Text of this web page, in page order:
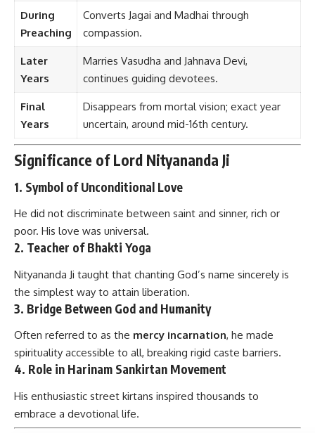
During
Preaching
Converts Jagai and Madhai through
compassion.
Later
Years
Marries Vasudha and Jahnava Devi,
continues guiding devotees.
Final
Years
Disappears from mortal vision; exact year
uncertain, around mid-16th century.
Significance of Lord Nityananda Ji
1. Symbol of Unconditional Love
He did not discriminate between saint and sinner, rich or
poor. His love was universal.
2. Teacher of Bhakti Yoga
Nityananda Ji taught that chanting God’s name sincerely is
the simplest way to attain liberation.
3. Bridge Between God and Humanity
Often referred to as the mercy incarnation, he made
spirituality accessible to all, breaking rigid caste barriers.
4. Role in Harinam Sankirtan Movement
His enthusiastic street kirtans inspired thousands to
embrace a devotional life.